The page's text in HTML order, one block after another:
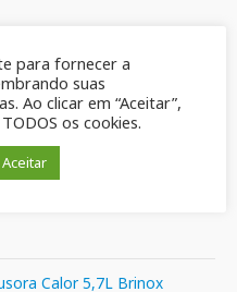
Azul Ypê 900gr
Calor 5,7L Brinox
para fornecer a
suas
Ao clicar em “Aceitar”,
os cookies.
Aceitar